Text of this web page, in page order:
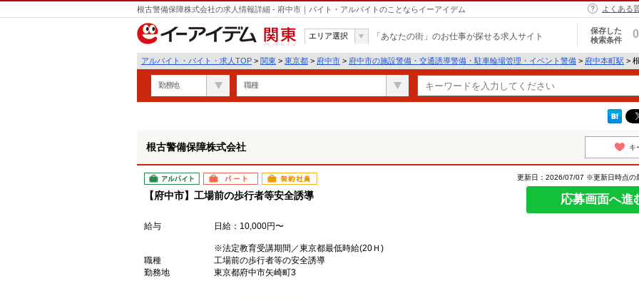
根古警備保障株式会社の求人情報詳細 - 府中市｜バイト・アルバイトのことならイーアイデム よくある
関東
エリア選択 「あなたの街」のお仕事が探せる求人サイト
保存した
検索条件
0
アルバイト・バイト・求人TOP > 関東 > 東京都 > 府中市 > 府中市の施設警備・交通誘導警備・駐車輪場管理・イベント警備 > 府中本町駅 >
勤務地 職種
根古警備保障株式会社 キ
アルバイト パート 契約社員
【府中市】工場前の歩行者等安全誘導
更新日：2026/07/07 ※更新日時点の
応募画面へ進
給与 日給：10,000円〜
※法定教育受講期間／東京都最低時給(20Ｈ)
職種
工場前の歩行者等の安全誘導
勤務地
東京都府中市矢崎町3